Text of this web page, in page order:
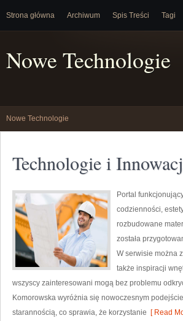
Strona główna Archiwum Spis Treści Tagi
Nowe Technologie
Nowe Technologie
Technologie i
Portal
codzienności,
rozbudowane
została
W serwisie można
także inspiracji
wszyscy zainteresowani mogą bez problemu
Komorowska wyróżnia się nowoczesnym
starannością, co sprawia, że korzystanie [ Read